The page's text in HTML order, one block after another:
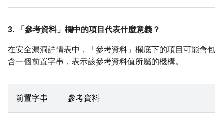
3. 「參考資料」 欄中的項目代表什麼意義？
在安全漏洞詳情表中，「參考資料」 欄底下的項目可能會包
含一個前置字串，表示該參考資料值所屬的機構。
前置字串 參考資料